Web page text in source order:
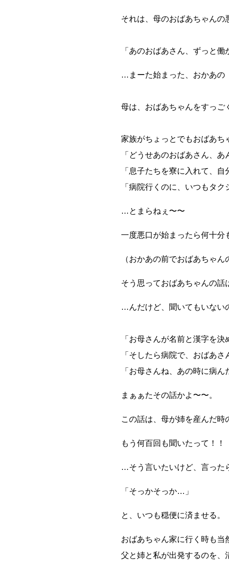
それは、母のおばあちゃんの
「あのおばあさん、ずっと働
…まーた始まった、おかあの
母は、おばあちゃんをすっご
家族がちょっとでもおばあち
「どうせあのおばあさん、
「息子たちを寮に入れて、自
「病院行くのに、いつもタ
…とまらねぇ〜〜
一度悪口が始まったら何十分
（おかあの前でおばあちゃん
そう思っておばあちゃんの話
…んだけど、聞いてもいない
「お母さんが名前と漢字を
「そしたら病院で、おばあさ
「お母さんね、あの時に病ん
まぁぁたその話かよ〜〜。
この話は、母が姉を産んだ時
もう何百回も聞いたって！！
…そう言いたいけど、言った
「そっかそっか…」
と、いつも穏便に済ませる。
おばあちゃん家に行く時も当
父と姉と私が出発するのを、